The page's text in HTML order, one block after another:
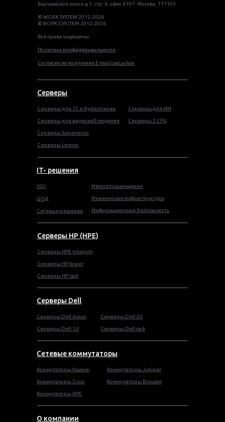
Варшавское шоссе д.1, стр. 6, офис А107. Москва, 117105
© WORK SYSTEM 2012-2026
© ВОРК СИСТЕМ 2012-2026
Все права защищены
Политика конфиденциальности
Согласие на получение E-mail рассылок
Серверы
О компании
Серверы HP (HPE)
Серверы Dell
Сетевые коммутаторы
Серверы для 1С и бухгалтерии
Серверы для видеонаблюдения
Серверы Supermicro
Серверы HPE Integrity
Cерверы HP tower
Cерверы HP rack
Серверы Lenovo
Серверы для ИИ
Серверы 2 CPU
Cерверы Dell tower
Серверы Dell 1U
Серверы Dell 2U
Серверы Dell rack
VDI
ЦОД
Сетевые решения
Импортозамещение
Инженерная инфраструктура
Информационная безопасность
IT- решения
Коммутаторы Huawei
Коммутаторы Cisco
Коммутаторы HPE
Коммутаторы Juniper
Коммутаторы Brocade